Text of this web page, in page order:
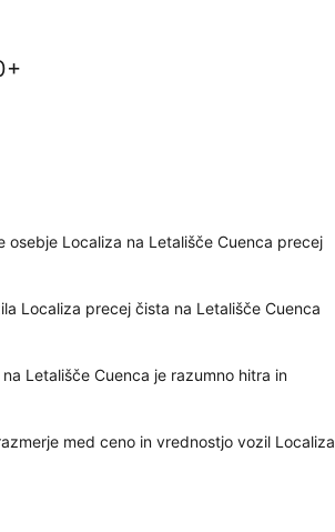
osebje Localiza na Letališče Cuenca precej
Localiza precej čista na Letališče Cuenca
Letališče Cuenca je razumno hitra in
med ceno in vrednostjo vozil Localiza